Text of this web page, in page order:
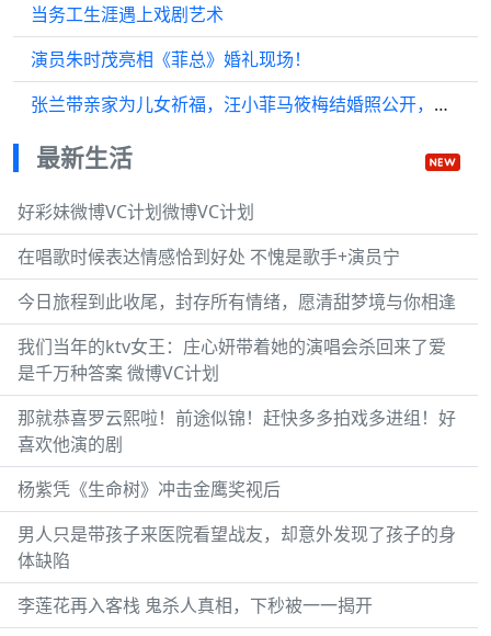
当务工生涯遇上戏剧艺术
演员朱时茂亮相《菲总》婚礼现场！
张兰带亲家为儿女祈福，汪小菲马筱梅结婚照公开，女方3套婚服
最新生活
好彩妹微博VC计划微博VC计划
在唱歌时候表达情感恰到好处 不愧是歌手+演员宁
今日旅程到此收尾，封存所有情绪，愿清甜梦境与你相逢
我们当年的ktv女王：庄心妍带着她的演唱会杀回来了爱
是千万种答案 微博VC计划
那就恭喜罗云熙啦！前途似锦！赶快多多拍戏多进组！好
喜欢他演的剧
杨紫凭《生命树》冲击金鹰奖视后
男人只是带孩子来医院看望战友，却意外发现了孩子的身
体缺陷
李莲花再入客栈 鬼杀人真相，下秒被一一揭开